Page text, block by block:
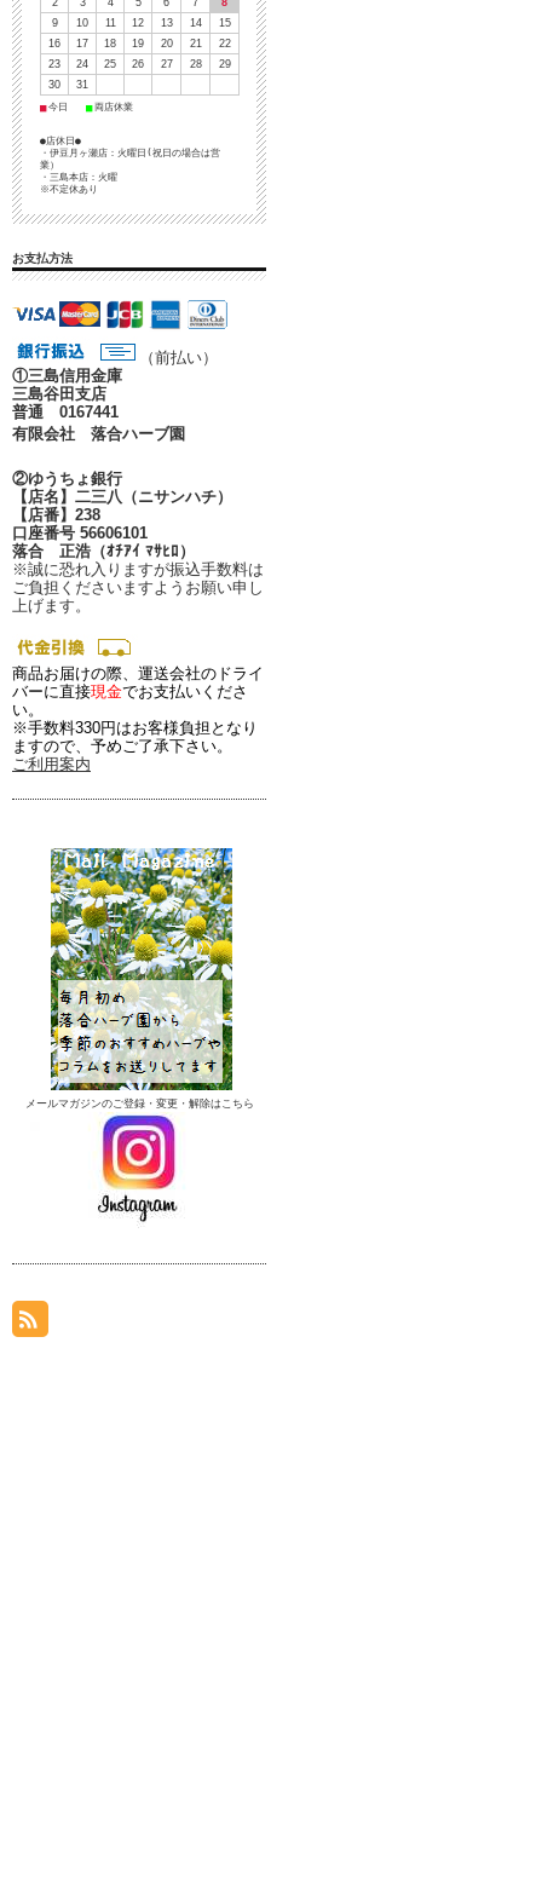
2 3 4 5 6 7
8
9
10 11 12 13 14
15
16
17 18 19 20 21
22
23
24 25 26 27 28
29
30
31
■ 今日 ■ 両店休業
●店休日●
・伊豆月ヶ瀬店：火曜日(祝日の場合は営
業）
・三島本店：火曜
※不定休あり
お支払方法
（前払い）
①三島信用金庫
三島谷田支店
普通 0167441
有限会社 落合ハーブ園
②ゆうちょ銀行
【店名】二三八（ニサンハチ）
【店番】238
口座番号 56606101
落合 正浩（ｵﾁｱｲ ﾏｻﾋﾛ）
※誠に恐れ入りますが振込手数料は
ご負担くださいますようお願い申し
上げます。
商品お届けの際、運送会社のドライ
バーに直接現金でお支払いくださ
い。
※手数料330円はお客様負担となり
ますので、予めご了承下さい。
ご利用案内
メールマガジンのご登録・変更・解除はこちら